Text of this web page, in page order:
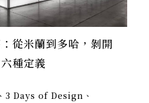
從米蘭到多哈，剝開
種定義
Days of Design、